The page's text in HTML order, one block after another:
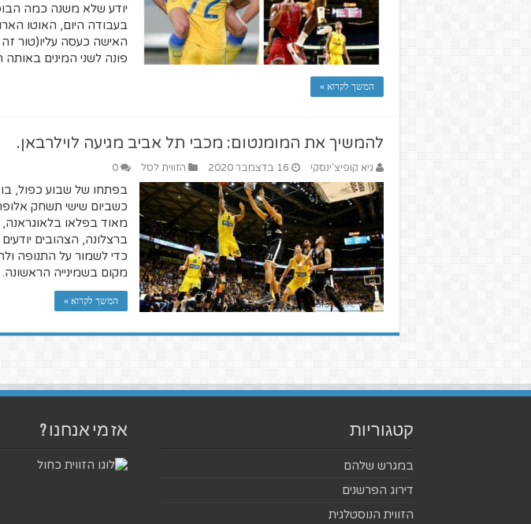
יודע שלא משנה כמה
בעבודה היום, האוטו
האישה כעסה עליו(טור
פונה לשני המינים
המשך לקרוא »
להמשיך את המומנטום: מכבי תל אביב מגיעה לוילרבאן.
גיא קופיצ'ינסקי 16 בדצמבר 2020 הזווית לסל 0
בפתחו של שבוע כפול,
כשביום שישי תשחק
מאוד בפלאו בלאוגראנה,
ברצלונה, הצהובים
כדי לשמור על התנופה
מקום בשמינייה הראשונה.
המשך לקרוא »
קטגוריות
במגרש שלהם
דירוג הפרשנים
הזווית הנוסטלגית
אז מי אנחנו ?